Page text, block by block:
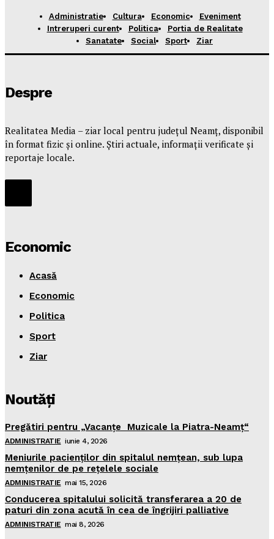
Administratie Cultura Economic
Eveniment
Intreruperi curent
Politica
Portia de Realitate
Sanatate
Social Sport Ziar
Despre
Realitatea Media – ziar local pentru județul Neamț, disponibil
în format fizic și online. Știri actuale, informații verificate și
reportaje locale.
Economic
Acasă
Economic
Politica
Sport
Ziar
Noutăţi
Pregătiri pentru „Vacanţe Muzicale la Piatra-Neamţ“
ADMINISTRATIE iunie 4, 2026
Meniurile pacienţilor din spitalul nemţean, sub lupa
nemţenilor de pe reţelele sociale
ADMINISTRATIE mai 15, 2026
Conducerea spitalului solicită transferarea a 20 de
paturi din zona acută în cea de îngrijiri palliative
ADMINISTRATIE mai 8, 2026